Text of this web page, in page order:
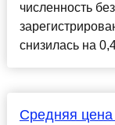
численность
снизилась на
Средняя